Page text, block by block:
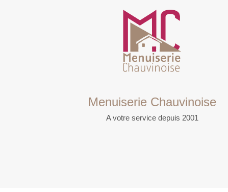
Menuiserie Chauvinoise
A votre service depuis 2001